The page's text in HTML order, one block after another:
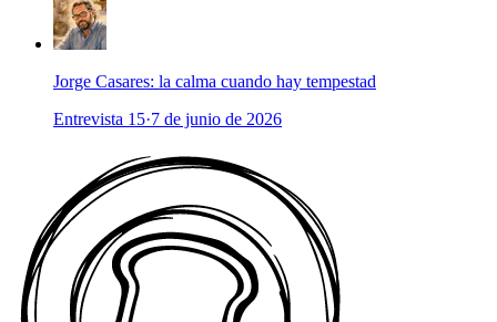
Jorge Casares: la calma cuando hay tempestad
Entrevista 15·7 de junio de 2026